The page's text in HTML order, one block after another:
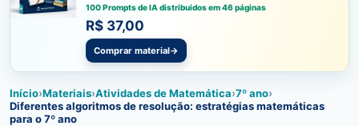
100 Prompts de IA distribuidos em 46 páginas
R$ 37,00
Comprar material→
Início›Materiais›Atividades de Matemática›7º ano›
Diferentes algoritmos de resolução: estratégias matemáticas
para o 7º ano